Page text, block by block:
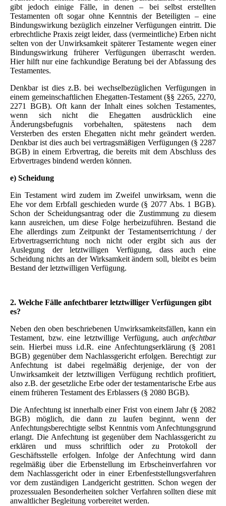
gibt jedoch einige Fälle, in denen – bei selbst erstellten
Testamenten oft sogar ohne Kenntnis der Beteiligten – eine
Bindungswirkung bezüglich einzelner Verfügungen eintritt. Die
erbrechtliche Praxis zeigt leider, dass (vermeintliche) Erben nicht
selten von der Unwirksamkeit späterer Testamente wegen einer
Bindungswirkung früherer Verfügungen überrascht werden.
Hier hilft nur eine fachkundige Beratung bei der Abfassung des
Testamentes.
Denkbar ist dies z.B. bei wechselbezüglichen Verfügungen in
einem gemeinschaftlichen Ehegatten-Testament (§§ 2265, 2270,
2271 BGB). Oft kann der Inhalt eines solchen Testamentes,
wenn sich nicht die Ehegatten ausdrücklich eine
Änderungsbefugnis vorbehalten, spätestens nach dem
Versterben des ersten Ehegatten nicht mehr geändert werden.
Denkbar ist dies auch bei vertragsmäßigen Verfügungen (§ 2287
BGB) in einem Erbvertrag, die bereits mit dem Abschluss des
Erbvertrages bindend werden können.
e) Scheidung
Ein Testament wird zudem im Zweifel unwirksam, wenn die
Ehe vor dem Erbfall geschieden wurde (§ 2077 Abs. 1 BGB).
Schon der Scheidungsantrag oder die Zustimmung zu diesem
kann ausreichen, um diese Folge herbeizuführen. Bestand die
Ehe allerdings zum Zeitpunkt der Testamentserrichtung / der
Erbvertragserrichtung noch nicht oder ergibt sich aus der
Auslegung der letztwilligen Verfügung, dass auch eine
Scheidung nichts an der Wirksamkeit ändern soll, bleibt es beim
Bestand der letztwilligen Verfügung.
2. Welche Fälle anfechtbarer letztwilliger Verfügungen gibt
es?
Neben den oben beschriebenen Unwirksamkeitsfällen, kann ein
Testament, bzw. eine letztwillige Verfügung, auch anfechtbar
sein. Hierbei muss i.d.R. eine Anfechtungserklärung (§ 2081
BGB) gegenüber dem Nachlassgericht erfolgen. Berechtigt zur
Anfechtung ist dabei regelmäßig derjenige, der von der
Unwirksamkeit der letztwilligen Verfügung rechtlich profitiert,
also z.B. der gesetzliche Erbe oder der testamentarische Erbe aus
einem früheren Testament des Erblassers (§ 2080 BGB).
Die Anfechtung ist innerhalb einer Frist von einem Jahr (§ 2082
BGB) möglich, die dann zu laufen beginnt, wenn der
Anfechtungsberechtigte selbst Kenntnis vom Anfechtungsgrund
erlangt. Die Anfechtung ist gegenüber dem Nachlassgericht zu
erklären und muss schriftlich oder zu Protokoll der
Geschäftsstelle erfolgen. Infolge der Anfechtung wird dann
regelmäßig über die Erbenstellung im Erbscheinverfahren vor
dem Nachlassgericht oder in einer Erbenfeststellungsverfahren
vor dem zuständigen Landgericht gestritten. Schon wegen der
prozessualen Besonderheiten solcher Verfahren sollten diese mit
anwaltlicher Begleitung vorbereitet werden.